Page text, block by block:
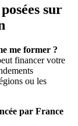
sur
me former ?
financer votre
ou les
par France